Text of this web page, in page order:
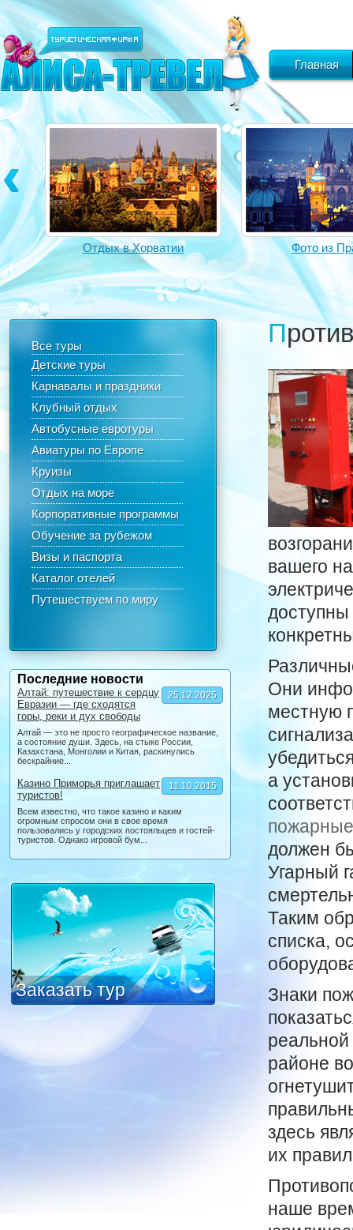
Главная
Отдых в Хорватии Фото из
Все туры
Детские туры
Карнавалы и праздники
Клубный отдых
Автобусные евротуры
Авиатуры по Европе
Круизы
Отдых на море
Корпоративные программы
Обучение за рубежом
Визы и паспорта
Каталог отелей
Путешествуем по миру
Последние новости
25.12.2025
Алтай: путешествие к сердцу
Евразии — где сходятся
горы, реки и дух свободы
Алтай — это не просто географическое название,
а состояние души. Здесь, на стыке России,
Казахстана, Монголии и Китая, раскинулись
бескрайние...
11.10.2015
Казино Приморья приглашает
туристов!
Всем известно, что такое казино и каким
огромным спросом они в свое время
пользовались у городских постояльцев и гостей-
туристов. Однако игровой бум...
Заказать тур
вашего
доступны
Они
местную
а
должен
Угарный
Таким
списка,
Знаки
районе
здесь
их
наше